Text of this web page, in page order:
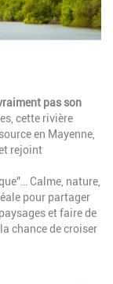
pas son
cette rivière
en Mayenne,
rejoint
Calme, nature,
pour partager
et faire de
chance de croiser